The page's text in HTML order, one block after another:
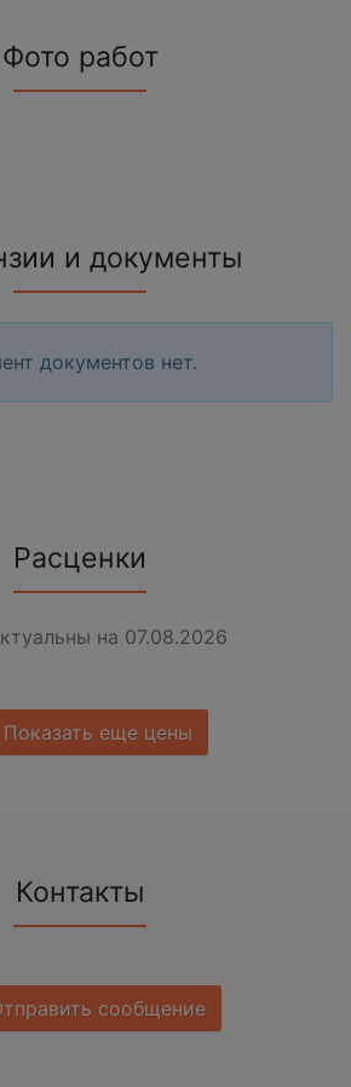
Фото работ
и документы
документов нет.
Расценки
на 07.08.2026
Показать еще цены
Контакты
сообщение